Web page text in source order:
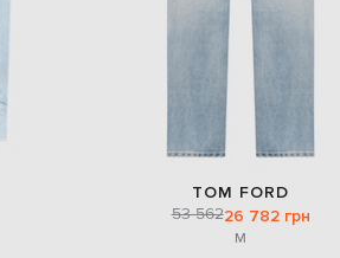
TOM FORD
53 56226 782 грн
M